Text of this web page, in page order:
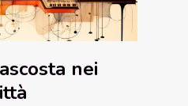
nei